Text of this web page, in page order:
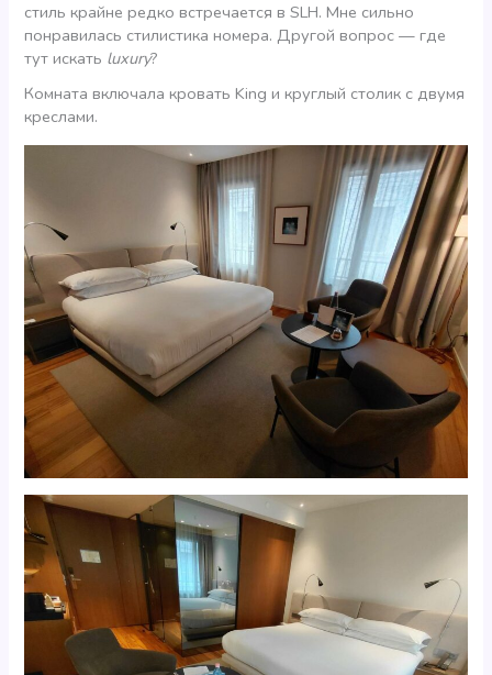
стиль крайне редко встречается в SLH. Мне сильно
понравилась стилистика номера. Другой вопрос — где
тут искать luxury?
Комната включала кровать King и круглый столик с двумя
креслами.